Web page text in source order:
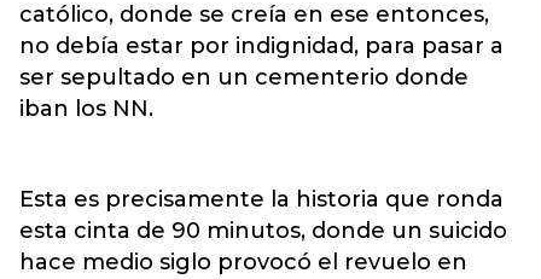
católico, donde se creía en ese entonces,
no debía estar por indignidad, para pasar a
ser sepultado en un cementerio donde
iban los NN.
Esta es precisamente la historia que ronda
esta cinta de 90 minutos, donde un suicido
hace medio siglo provocó el revuelo en